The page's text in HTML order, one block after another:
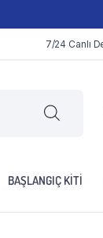
7/24 Canlı
BAŞLANGIÇ KITI